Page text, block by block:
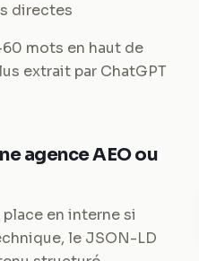
directes
mots en haut de
extrait par ChatGPT
agence AEO ou
en interne si
le JSON-LD